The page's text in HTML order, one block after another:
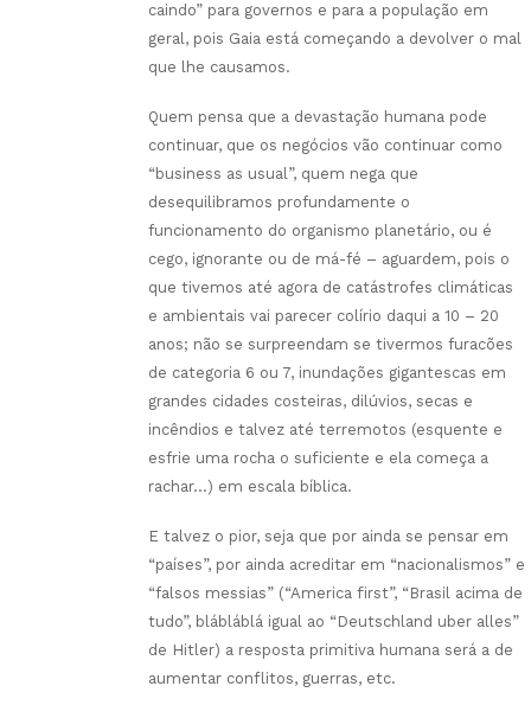
caindo” para governos e para a população em
geral, pois Gaia está começando a devolver o mal
que lhe causamos.
Quem pensa que a devastação humana pode
continuar, que os negócios vão continuar como
“business as usual”, quem nega que
desequilibramos profundamente o
funcionamento do organismo planetário, ou é
cego, ignorante ou de má-fé – aguardem, pois o
que tivemos até agora de catástrofes climáticas
e ambientais vai parecer colírio daqui a 10 – 20
anos; não se surpreendam se tivermos furacões
de categoria 6 ou 7, inundações gigantescas em
grandes cidades costeiras, dilúvios, secas e
incêndios e talvez até terremotos (esquente e
esfrie uma rocha o suficiente e ela começa a
rachar…) em escala bíblica.
E talvez o pior, seja que por ainda se pensar em
“países”, por ainda acreditar em “nacionalismos” e
“falsos messias” (“America first”, “Brasil acima de
tudo”, blábláblá igual ao “Deutschland uber alles”
de Hitler) a resposta primitiva humana será a de
aumentar conflitos, guerras, etc.